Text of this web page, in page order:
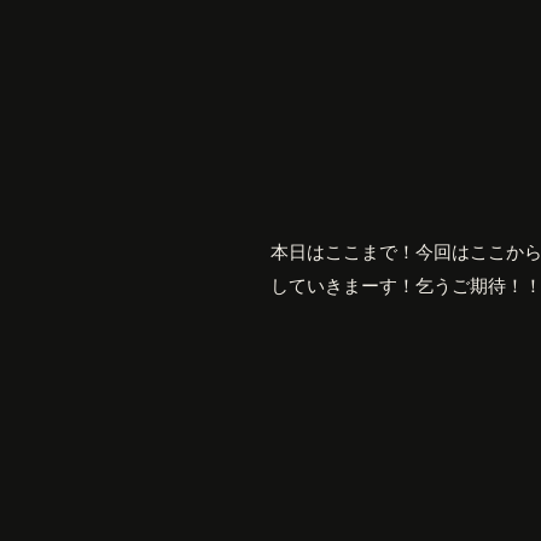
本日はここまで！今回はここか
していきまーす！乞うご期待！！